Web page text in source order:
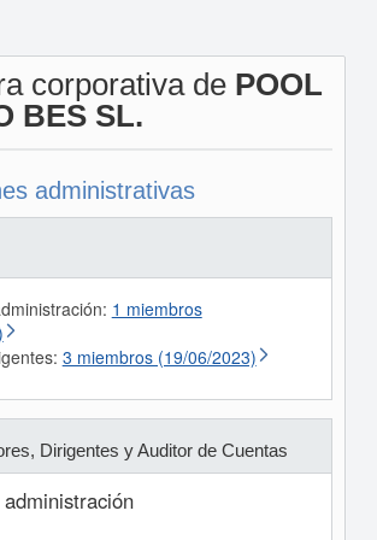
corporativa de POOL
BES SL.
administrativas
1 miembros
3 miembros (19/06/2023)
Dirigentes y Auditor de Cuentas